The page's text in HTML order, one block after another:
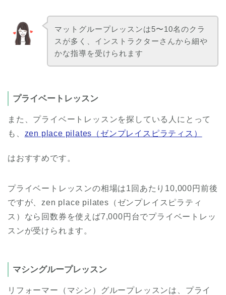
マットグループレッスンは5〜10名のクラ
スが多く、インストラクターさんから細や
かな指導を受けられます
プライベートレッスン
また、プライベートレッスンを探している人にとって
も、 zen place pilates（ゼンプレイスピラティス）
はおすすめです。
プライベートレッスンの相場は1回あたり10,000円前後
ですが、zen place pilates（ゼンプレイスピラティ
ス）なら回数券を使えば7,000円台でプライベートレッ
スンが受けられます。
マシングループレッスン
リフォーマー（マシン）グループレッスンは、プライ